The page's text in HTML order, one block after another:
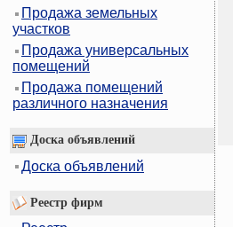
Продажа земельных
участков
Продажа универсальных
помещений
Продажа помещений
различного назначения
Доска объявлений
Доска объявлений
Реестр фирм